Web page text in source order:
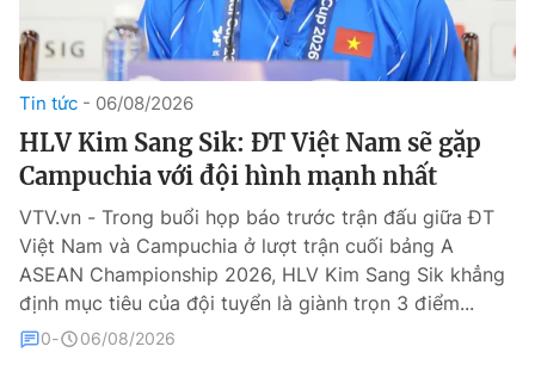
® Cấm sao chép dưới mọi hình thức nếu không có sự chấp
thuận bằng văn bản. Ghi rõ nguồn VTV.vn khi phát hành lại
thông tin từ website này.
Tin tức 06/08/2026
HLV Kim Sang Sik: ĐT Việt Nam sẽ gặp
Campuchia với đội hình mạnh nhất
VTV.vn - Trong buổi họp báo trước trận đấu giữa ĐT
Việt Nam và Campuchia ở lượt trận cuối bảng A
ASEAN Championship 2026, HLV Kim Sang Sik khẳng
định mục tiêu của đội tuyển là giành trọn 3 điểm...
0 06/08/2026